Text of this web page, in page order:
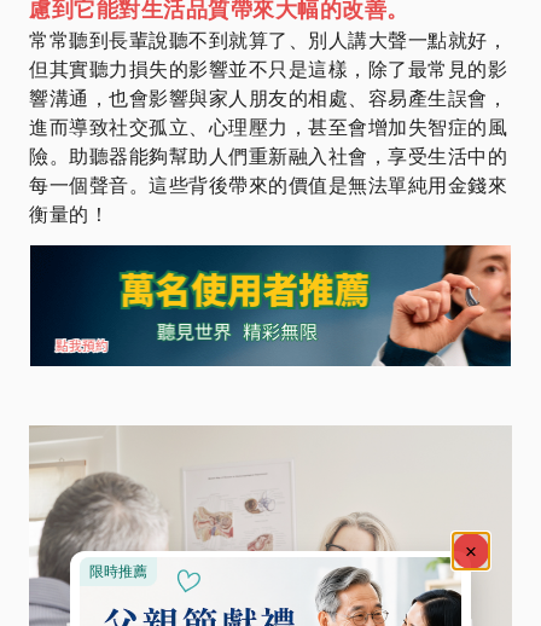
慮到它能對生活品質帶來大幅的改善。
常常聽到長輩說聽不到就算了、別人講大聲一點就好，
但其實聽力損失的影響並不只是這樣，除了最常見的影
響溝通，也會影響與家人朋友的相處、容易產生誤會，
進而導致社交孤立、心理壓力，甚至會增加失智症的風
險。助聽器能夠幫助人們重新融入社會，享受生活中的
每一個聲音。這些背後帶來的價值是無法單純用金錢來
衡量的！